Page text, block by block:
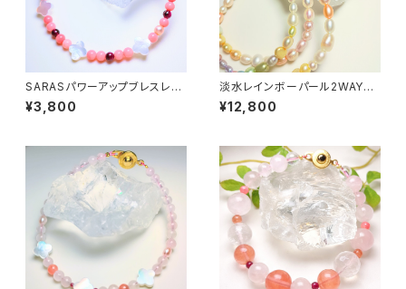
SARASパワーアップブレスレッ
ト
¥3,800
淡水レインボーパール2WAYネ
ックレス&ブレスレット〜全体運
アップ〜
¥12,800